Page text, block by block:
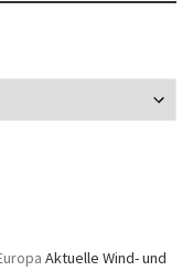
Aktuelle Wind- und